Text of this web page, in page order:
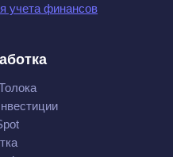
учета финансов